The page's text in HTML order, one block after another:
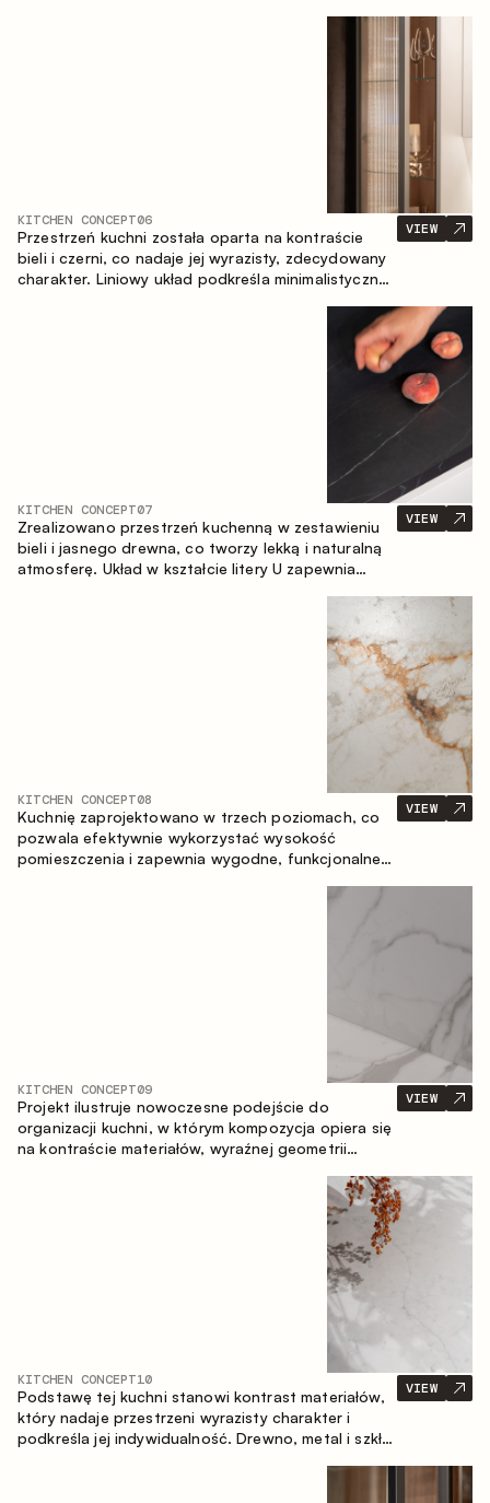
KITCHEN CONCEPT06
Przestrzeń kuchni została oparta na kontraście
bieli i czerni, co nadaje jej wyrazisty, zdecydowany
charakter. Liniowy układ podkreśla minimalistyczny i
VIEW
KITCHEN CONCEPT07
Zrealizowano przestrzeń kuchenną w zestawieniu
bieli i jasnego drewna, co tworzy lekką i naturalną
atmosferę. Układ w kształcie litery U zapewnia
użytkową, tworząc miejsce na szybkie śniadania i
VIEW
KITCHEN CONCEPT08
Kuchnię zaprojektowano w trzech poziomach, co
pozwala efektywnie wykorzystać wysokość
pomieszczenia i zapewnia wygodne, funkcjonalne
VIEW
KITCHEN CONCEPT09
Projekt ilustruje nowoczesne podejście do
organizacji kuchni, w którym kompozycja opiera się
na kontraście materiałów, wyraźnej geometrii
stref przechowywania. Układ prosty z wyspą
buduje logiczną strukturę przestrzeni oraz tworzy
wygodną oś komunikacyjną między strefami
VIEW
KITCHEN CONCEPT10
Podstawę tej kuchni stanowi kontrast materiałów,
który nadaje przestrzeni wyrazisty charakter i
podkreśla jej indywidualność. Drewno, metal i szkło
VIEW